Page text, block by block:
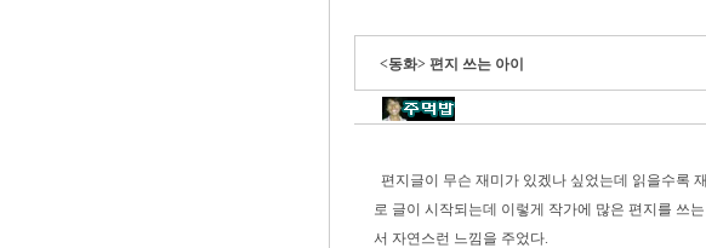
<동화> 편지 쓰는 아이
편지글이 무슨 재미가 있겠나 싶었는데 읽을수록
로 글이 시작되는데 이렇게 작가에 많은 편지를 쓰
서 자연스런 느낌을 주었다.